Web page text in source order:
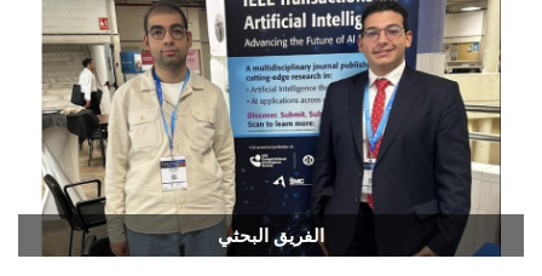
الفريق البحثي